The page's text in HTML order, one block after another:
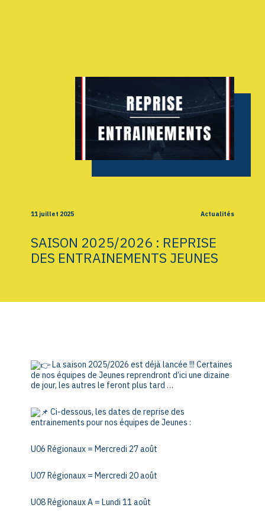
INFOS
CONTACT
11 juillet 2025 Actualités
SAISON 2025/2026 : REPRISE
DES ENTRAINEMENTS JEUNES
La saison 2025/2026 est déjà lancée !!! Certaines
de nos équipes de Jeunes reprendront d’ici une dizaine
de jour, les autres le feront plus tard …
Ci-dessous, les dates de reprise des
entrainements pour nos équipes de Jeunes :
U06 Régionaux = Mercredi 27 août
U07 Régionaux = Mercredi 20 août
U08 Régionaux A = Lundi 11 août